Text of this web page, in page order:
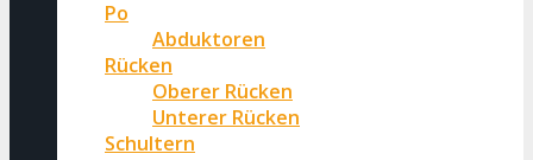
Po
Abduktoren
Rücken
Oberer Rücken
Unterer Rücken
Schultern